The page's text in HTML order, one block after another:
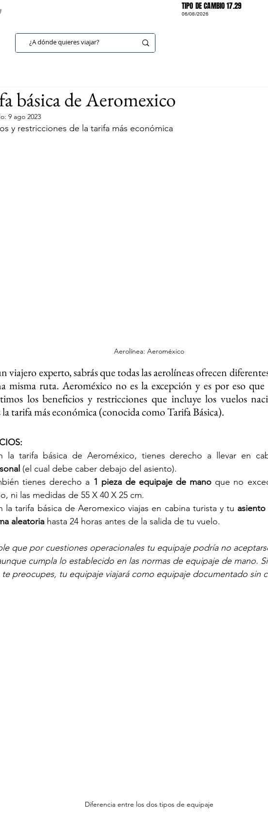
TIPO DE CAMBIO 17.29
06/08/2026
básica de Aeromexico
9 ago 2023
y restricciones de la tarifa más económica
Aerolínea: Aeroméxico
viajero experto, sabrás que todas las aerolíneas ofrecen
misma ruta. Aeroméxico no es la excepción y es por eso
los beneficios y restricciones que incluye los vuelos
la tarifa más económica (conocida como Tarifa Básica).
la tarifa básica de Aeroméxico, tienes derecho a llevar en
(el cual debe caber debajo del asiento).
tienes derecho a 1 pieza de equipaje de mano que no
ni las medidas de 55 X 40 X 25 cm.
la tarifa básica de Aeromexico viajas en cabina turista y tu
aleatoria hasta 24 horas antes de la salida de tu vuelo.
que por cuestiones operacionales tu equipaje podría no
cumpla lo establecido en las normas de equipaje de mano.
te preocupes, tu equipaje viajará como equipaje documentado sin
Diferencia entre los dos tipos de equipaje